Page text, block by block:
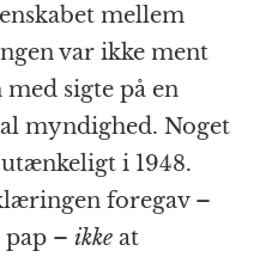
mellem
var ikke ment
sigte på en
myndighed. Noget
i 1948.
foregav –
– ikke at